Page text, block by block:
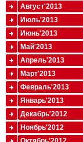
Август'2013
Июль'2013
Июнь'2013
Май'2013
Апрель'2013
Март'2013
Февраль'2013
Январь'2013
Декабрь'2012
Ноябрь'2012